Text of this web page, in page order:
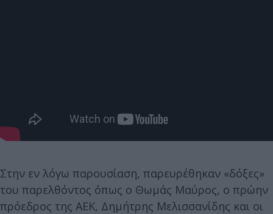
Στην εν λόγω παρουσίαση, παρευρέθηκαν «δόξες»
του παρελθόντος όπως ο Θωμάς Μαύρος, ο πρώην
πρόεδρος της ΑΕΚ, Δημήτρης Μελισσανίδης και οι